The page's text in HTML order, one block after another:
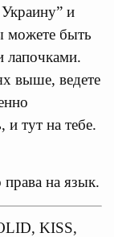
и
можете быть
лапочками.
выше, ведете
тут на тебе.
на язык.
KISS,